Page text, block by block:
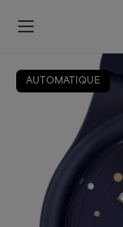
AUTOMATIQUE